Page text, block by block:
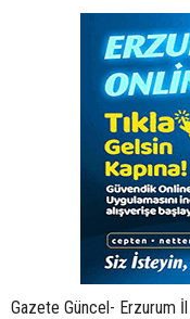
Gazete Güncel- Erzurum